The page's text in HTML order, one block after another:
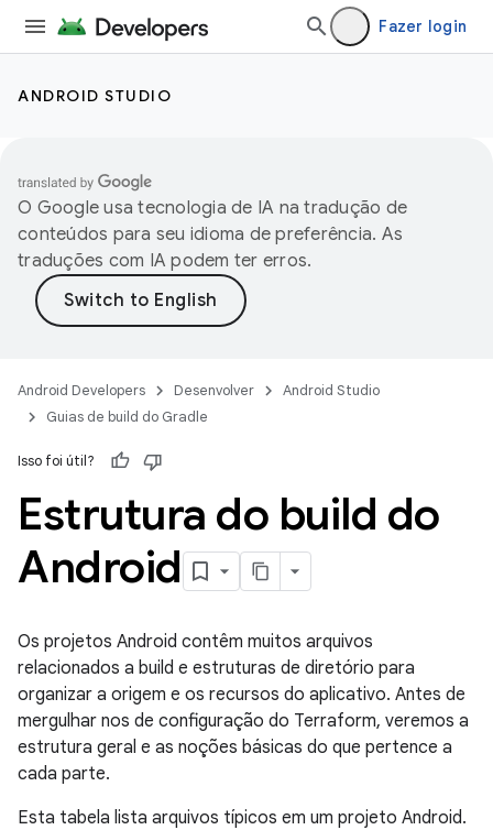
Fazer login
ANDROID STUDIO
O Google usa tecnologia de IA na tradução de
conteúdos para seu idioma de preferência. As
traduções com IA podem ter erros.
Android Developers Desenvolver
Android Studio
Guias de build do Gradle
Isso foi útil?
Estrutura do build do
Android
Os projetos Android contêm muitos arquivos
relacionados a build e estruturas de diretório para
organizar a origem e os recursos do aplicativo. Antes de
mergulhar nos de configuração do Terraform, veremos a
estrutura geral e as noções básicas do que pertence a
cada parte.
Esta tabela lista arquivos típicos em um projeto Android.